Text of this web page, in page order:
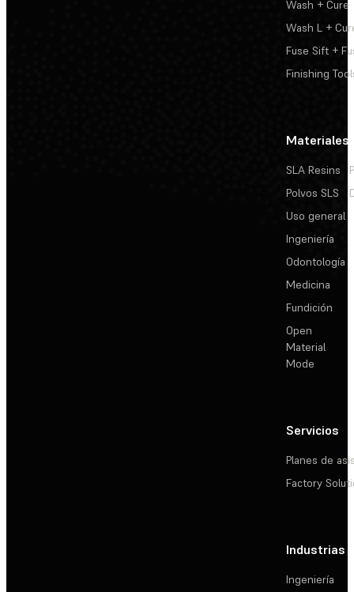
Wash + Cure
Wash L +
Fuse Sift +
Finishing
Materiales
SLA Resins
Polvos SLS
Uso general
Ingeniería
Odontología
Medicina
Fundición
Open
Material
Mode
Servicios
Planes de
Factory
Industrias
Ingeniería